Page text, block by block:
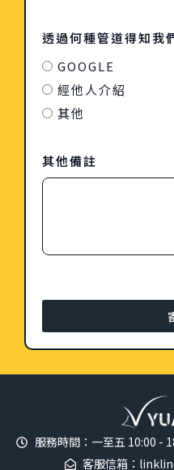
透過何種管道得知我
GOOGLE
經他人介紹
其他
其他備註
服務時間：一至五 10:00 -
客服信箱：